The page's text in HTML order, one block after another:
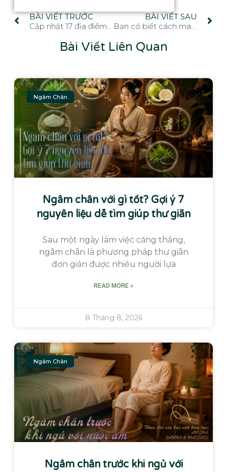
BÀI VIẾT TRƯỚC
Cập nhật 17 địa điểm massage chân Đà Nẵng đáng tin cậy
BÀI VIẾT SAU
Bạn có biết cách massage lòng bàn chân là gì không?
Bài Viết Liên Quan
Ngâm Chân
Ngâm chân với gì tốt? Gợi ý 7
nguyên liệu dễ tìm giúp thư giãn
Sau một ngày làm việc căng thẳng,
ngâm chân là phương pháp thư giãn
đơn giản được nhiều người lựa
READ MORE »
8 Tháng 8, 2026
Ngâm Chân
Ngâm chân trước khi ngủ với